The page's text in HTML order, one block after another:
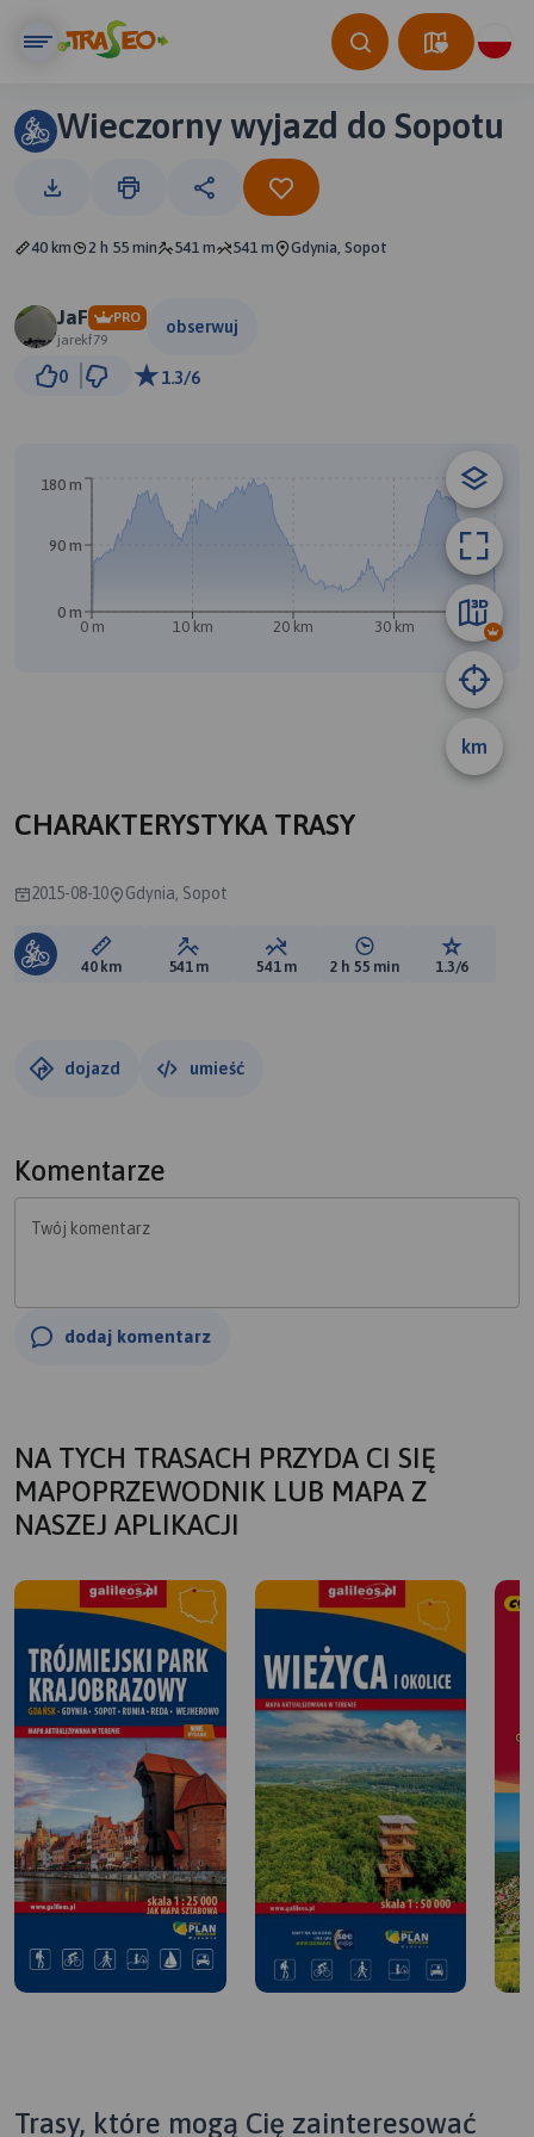
Wieczorny wyjazd do Sopotu
40 km 2 h 55 min 541 m 541 m Gdynia, Sopot
JaF
PRO
jarekf79
obserwuj
0 1.3/6
km
0 m 10 km 20 km 30 km 40 km
0 m
90 m
180 m
CHARAKTERYSTYKA TRASY
2015-08-10 Gdynia, Sopot
Długość trasy:
40 km Suma przewyższeń:
541 m Suma spadków:
541 m Średni czas potrzebny
2 h 55 min Ocena
1.3/6
dojazd umieść
Komentarze
Twój komentarz
dodaj komentarz
NA TYCH TRASACH PRZYDA CI SIĘ
MAPOPRZEWODNIK LUB MAPA Z
NASZEJ APLIKACJI
Trasy, które mogą Cię zainteresować